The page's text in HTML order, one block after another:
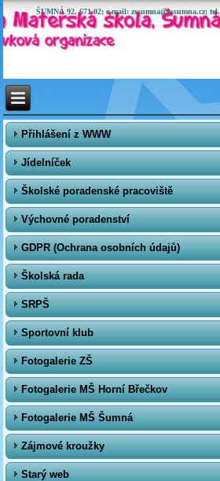
ŠUMNÁ 92, 671 02; e-mail: zssumna@zssumna.cz;
Přihlášení z WWW
Jídelníček
Školské poradenské pracoviště
Výchovné poradenství
GDPR (Ochrana osobních údajů)
Školská rada
SRPŠ
Sportovní klub
Fotogalerie ZŠ
Fotogalerie MŠ Horní Břečkov
Fotogalerie MŠ Šumná
Zájmové kroužky
Starý web